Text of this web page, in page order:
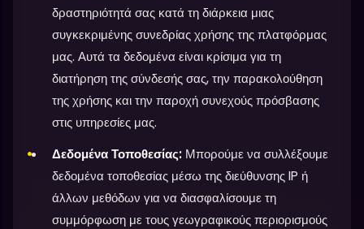
δραστηριότητά σας κατά τη διάρκεια μιας
συγκεκριμένης συνεδρίας χρήσης της πλατφόρμας
μας. Αυτά τα δεδομένα είναι κρίσιμα για τη
διατήρηση της σύνδεσής σας, την παρακολούθηση
της χρήσης και την παροχή συνεχούς πρόσβασης
στις υπηρεσίες μας.
Δεδομένα Τοποθεσίας: Μπορούμε να συλλέξουμε
δεδομένα τοποθεσίας μέσω της διεύθυνσης IP ή
άλλων μεθόδων για να διασφαλίσουμε τη
συμμόρφωση με τους γεωγραφικούς περιορισμούς